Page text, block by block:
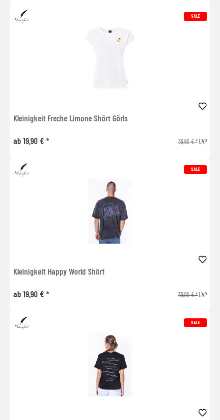
SALE
Kleinigkeit Freche Limone Shört Görls
ab 19,90 € * 39,90 € *UVP
SALE
Kleinigkeit Happy World Shört
ab 19,90 € * 39,90 € *UVP
SALE